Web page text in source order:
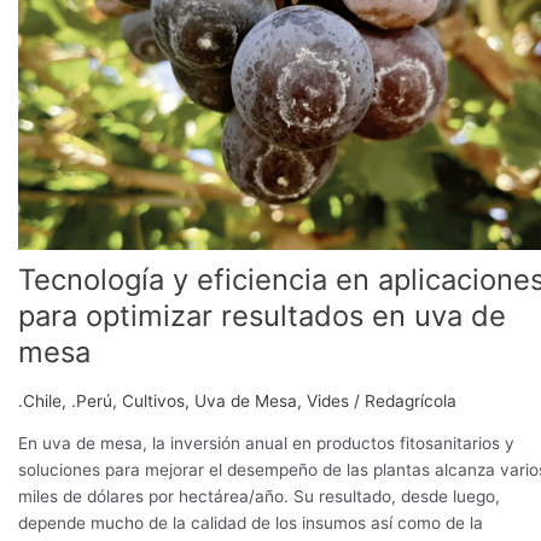
Tecnología y eficiencia en
para optimizar resultados en uva de
mesa
.Chile, .Perú, Cultivos, Uva de Mesa, Vides / Redagrícola
En uva de mesa, la inversión anual en productos fitosanitarios y
soluciones para mejorar el desempeño de las plantas alcanza
miles de dólares por hectárea/año. Su resultado, desde luego,
depende mucho de la calidad de los insumos así como de la
eficiencia
en
aplicaciones
para
optimizar
resultados
en
uva
de
mesa